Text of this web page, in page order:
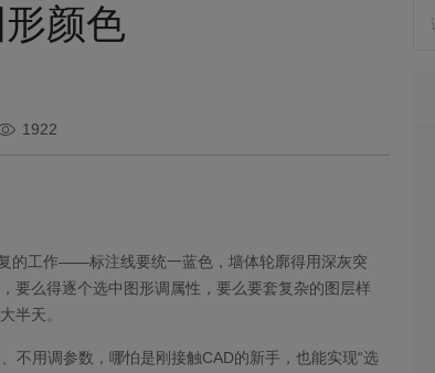
颜色
1922
的工作——标注线要统一蓝色，墙体轮廓得用深灰突
么得逐个选中图形调属性，要么要套复杂的图层样
半天。
不用调参数，哪怕是刚接触CAD的新手，也能实现“选